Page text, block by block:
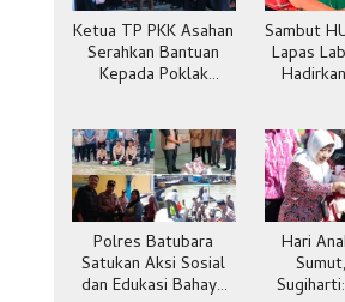
Ketua TP PKK Asahan
Serahkan Bantuan
Kepada Poklak
Sambut
Lapas
Polres Batubara
Satukan Aksi Sosial
dan Edukasi Bahaya
Hari